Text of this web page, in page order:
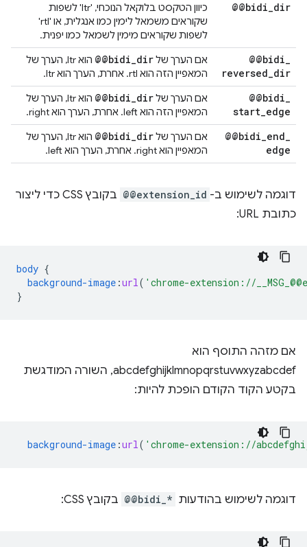
@@bidi_dir
כיוון הטקסט בלוקאל הנוכחי, 'ltr' לשפות
שקוראים משמאל לימין כמו אנגלית, או 'rtl'
לשפות שקוראים מימין לשמאל כמו יפנית.
@@bidi_
reversed_dir
אם הערך של @@bidi_dir
הוא ltr, הערך של
המאפיין הזה הוא rtl. אחרת, הערך הוא ltr.
@@bidi_
start_edge
אם הערך של @@bidi_dir
הוא ltr, הערך של
המאפיין הזה הוא left. אחרת, הערך הוא right.
@@bidi_end_
edge
אם הערך של @@bidi_dir
הוא ltr, הערך של
המאפיין הוא right. אחרת, הערך הוא left.
דוגמה לשימוש ב- @@extension_id
בקובץ CSS כדי ליצור
כתובת URL:
body {
background-image :url( 'chrome-extension://
}
אם מזהה התוסף הוא
abcdefghijklmnopqrstuvwxyzabcdef, השורה המודגשת
בקטע הקוד הקודם הופכת להיות:
background-image :url( 'chrome-extension://
דוגמה לשימוש בהודעות @@bidi_* בקובץ CSS: